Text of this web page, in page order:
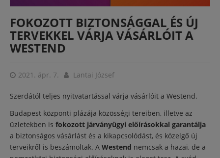
FOKOZOTT BIZTONSÁGGAL ÉS ÚJ
TERVEKKEL VÁRJA VÁSÁRLÓIT A
WESTEND
2021. ápr. 7. Lantai József
Szerdától teljes nyitvatartással várja vásárlóit a Westend.
Budapest központi plázája közösségi tereiben, illetve az
üzletekben is fokozott járványügyi előírásokkal garantálja
a biztonságos vásárlást és a kikapcsolódást, és közelgő új
terveikről is beszámoltak. A Westend nemcsak a hazai, de a